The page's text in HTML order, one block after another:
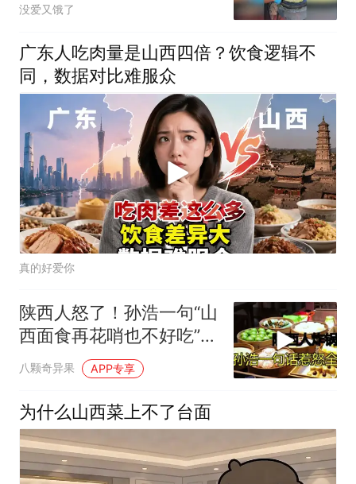
没爱又饿了
广东人吃肉量是山西四倍？饮食逻辑不
同，数据对比难服众
真的好爱你
陕西人怒了！孙浩一句“山
西面食再花哨也不好吃”惹
争议，网友吵
八颗奇异果 APP专享
为什么山西菜上不了台面